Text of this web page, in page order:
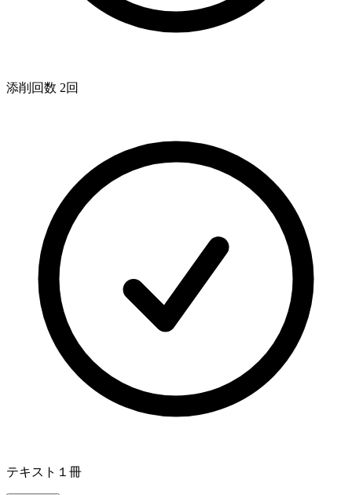
添削回数 2回
テキスト１冊